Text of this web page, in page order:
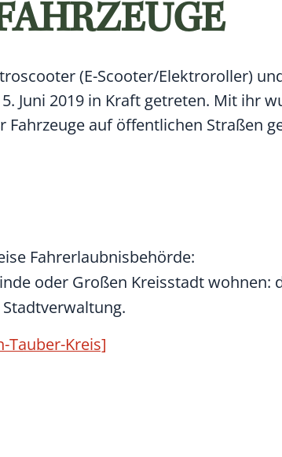
(E-Scooter/Elektroroller)
Juni 2019 in Kraft getreten. Mit ihr
auf öffentlichen Straßen
Fahrerlaubnisbehörde:
oder Großen Kreisstadt wohnen:
Tauber-Kreis]